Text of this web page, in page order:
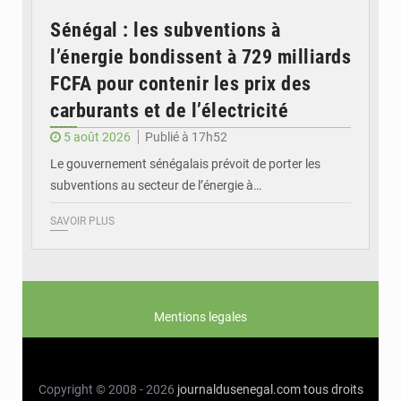
Sénégal : les subventions à
l’énergie bondissent à 729 milliards
FCFA pour contenir les prix des
carburants et de l’électricité
5 août 2026
Publié à 17h52
Le gouvernement sénégalais prévoit de porter les
subventions au secteur de l’énergie à…
SAVOIR PLUS
Mentions legales
Copyright © 2008 - 2026 journaldusenegal.com tous droits